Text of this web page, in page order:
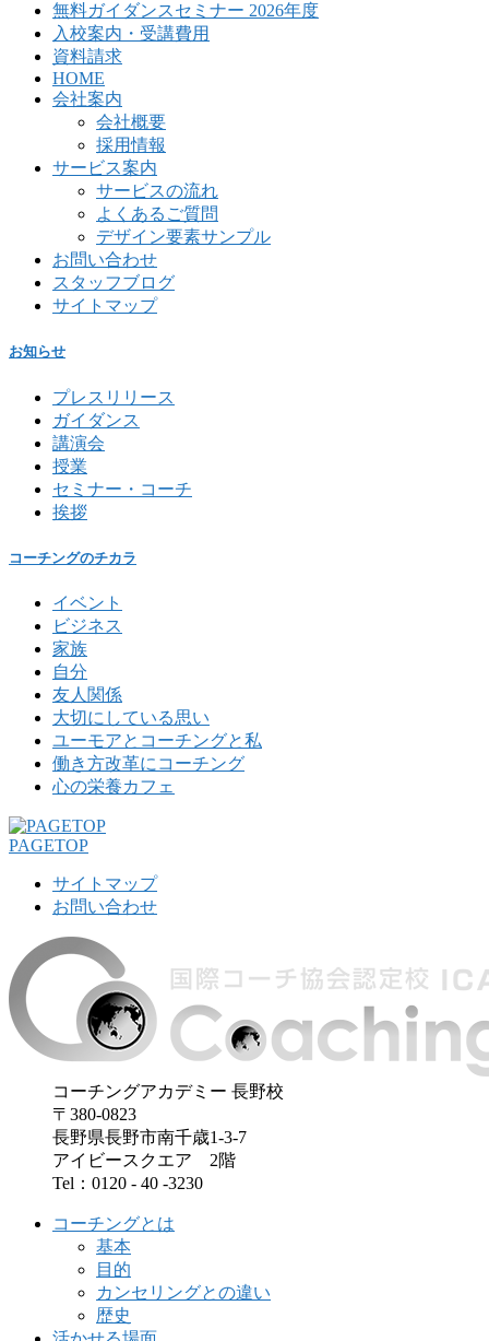
無料ガイダンスセミナー 2026年度
入校案内・受講費用
資料請求
HOME
会社案内
会社概要
採用情報
サービス案内
サービスの流れ
よくあるご質問
デザイン要素サンプル
お問い合わせ
スタッフブログ
サイトマップ
お知らせ
プレスリリース
ガイダンス
講演会
授業
セミナー・コーチ
挨拶
コーチングのチカラ
イベント
ビジネス
家族
自分
友人関係
大切にしている思い
ユーモアとコーチングと私
働き方改革にコーチング
心の栄養カフェ
PAGETOP
サイトマップ
お問い合わせ
コーチングアカデミー 長野校
〒380-0823
長野県長野市南千歳1-3-7
アイビースクエア 2階
Tel：0120 - 40 -3230
コーチングとは
基本
目的
カンセリングとの違い
歴史